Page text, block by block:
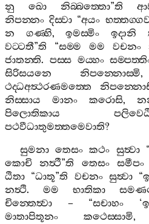
නු
ඛො නිබ‍්බත‍්තො”ති
නිපන‍්නං දිස‍්වා “අයං
න
ගණ‍්හි,ඉමස‍්මිං ඉදානි
වට‍්ටතී”ති “සම‍්ම මම වචනං
ජාතන‍්ති. පස‍්ස මය‍්හං
සිරිසයනෙ
නිපන‍්නොස‍්මි
ථද‍්ධඅත්‍ථරණමත‍්තෙ
නිස‍්සාය
මානං කරොසි,
පිලොතිකාය
පථවීධාතුමත‍්තමෙවාති?
සුමනා තෙසං කථං සුත්‍වා
කොචි
නත්‍ථී”ති තෙසං සමීපං
ඨිතා “ධාතූ”ති වචනං සුත්‍වා“
නත්‍ථි. මම භාතිකා
චින‍්තෙත්‍වා – “සචාහං ‘
මාතාපිතූනං
කථෙස‍්සාමි,